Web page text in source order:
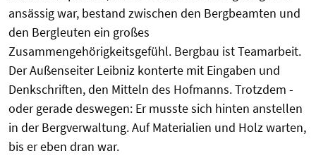
ansässig war, bestand zwischen den Bergbeamten und
den Bergleuten ein großes
Zusammengehörigkeitsgefühl. Bergbau ist Teamarbeit.
Der Außenseiter Leibniz konterte mit Eingaben und
Denkschriften, den Mitteln des Hofmanns. Trotzdem -
oder gerade deswegen: Er musste sich hinten anstellen
in der Bergverwaltung. Auf Materialien und Holz warten,
bis er eben dran war.